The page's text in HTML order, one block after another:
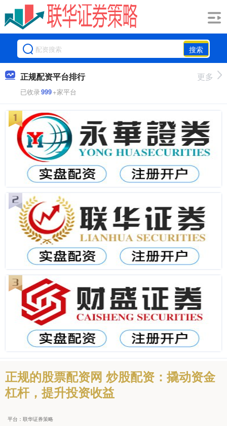
搜索
正规配资平台排行
已收录999+家平台
更多
正规的股票配资网 炒股配资：撬动资金
杠杆，提升投资收益
平台：联华证券策略